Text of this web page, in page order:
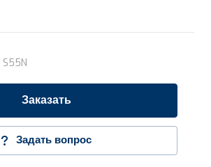
S55N
Заказать
Задать вопрос